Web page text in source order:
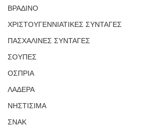
ΒΡΑΔΙΝΟ
ΧΡΙΣΤΟΥΓΕΝΝΙΑΤΙΚΕΣ ΣΥΝΤΑΓΕΣ
ΠΑΣΧΑΛΙΝΕΣ ΣΥΝΤΑΓΕΣ
ΣΟΥΠΕΣ
ΟΣΠΡΙΑ
ΛΑΔΕΡΑ
ΝΗΣΤΙΣΙΜΑ
ΣΝΑΚ